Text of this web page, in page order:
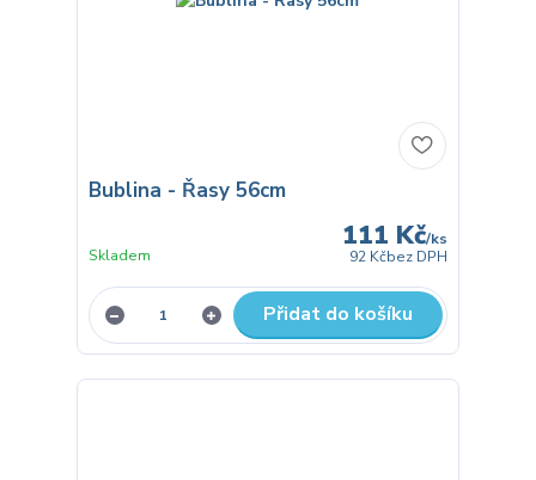
Bublina - Řasy 56cm
111 Kč/ks
92 Kčbez DPH
Skladem
Přidat do košíku